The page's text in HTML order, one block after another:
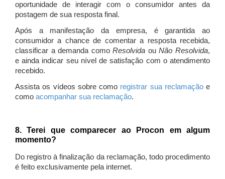
oportunidade de interagir com o consumidor antes da
postagem de sua resposta final.
Após a manifestação da empresa, é garantida ao
consumidor a chance de comentar a resposta recebida,
classificar a demanda comoResolvida ouNão Resolvida,
e ainda indicar seu nível de satisfação com o atendimento
recebido.
Assista os vídeos sobre como registrar sua reclamaçãoe
como acompanhar sua reclamação.
8. Terei que comparecer ao Procon em algum
momento?
Do registro à finalização da reclamação, todo procedimento
é feito exclusivamente pela internet.